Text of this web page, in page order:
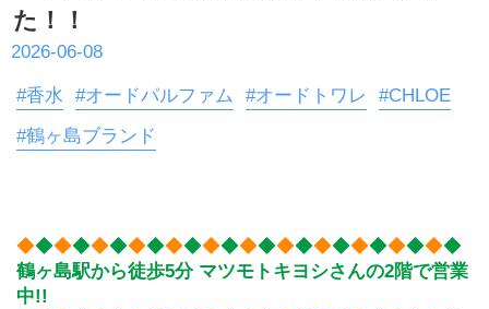
た！！
2026-06-08
#香水 #オードパルファム #オードトワレ
#CHLOE
#鶴ヶ島ブランド
◆◆◆◆◆◆◆◆◆◆◆◆◆◆◆◆◆◆◆◆◆◆◆◆
鶴ヶ島駅から徒歩5分 マツモトキヨシさんの2階で営業
中!!